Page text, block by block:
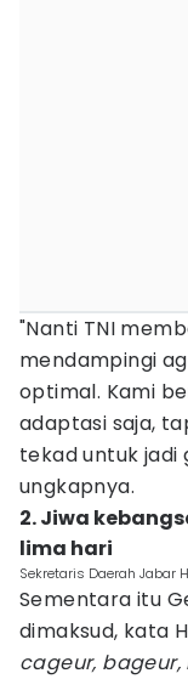
"Nanti TNI
mendampingi
optimal. Kami
adaptasi saja,
tekad untuk jadi
ungkapnya.
2. Jiwa
lima hari
Sekretaris Daerah Jabar
Sementara itu
dimaksud, kata
cageur,